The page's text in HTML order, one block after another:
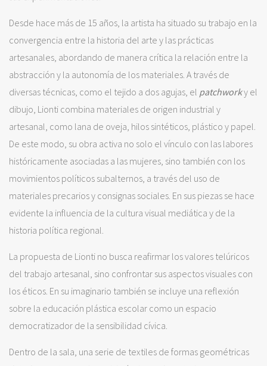
Desde hace más de 15 años, la artista ha situado su trabajo en la
convergencia entre la historia del arte y las prácticas
artesanales, abordando de manera crítica la relación entre la
abstracción y la autonomía de los materiales. A través de
diversas técnicas, como el tejido a dos agujas, el patchworky el
dibujo, Lionti combina materiales de origen industrial y
artesanal, como lana de oveja, hilos sintéticos, plástico y papel.
De este modo, su obra activa no solo el vínculo con las labores
históricamente asociadas a las mujeres, sino también con los
movimientos políticos subalternos, a través del uso de
materiales precarios y consignas sociales. En sus piezas se hace
evidente la influencia de la cultura visual mediática y de la
historia política regional.
La propuesta de Lionti no busca reafirmar los valores telúricos
del trabajo artesanal, sino confrontar sus aspectos visuales con
los éticos. En su imaginario también se incluye una reflexión
sobre la educación plástica escolar como un espacio
democratizador de la sensibilidad cívica.
Dentro de la sala, una serie de textiles de formas geométricas